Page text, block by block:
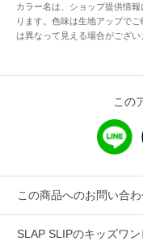
前も後ろもこだわった
けてちょっとした羽織
ツイル素材を使用した
どっちにしようか悩ま
75周年を記念したアイ
カラー名は、ショップ提供情
ります。色味は生地アップで
は異なって見える場合がござい
この
この商品へのお問い合
SLAP SLIPのキッズワ